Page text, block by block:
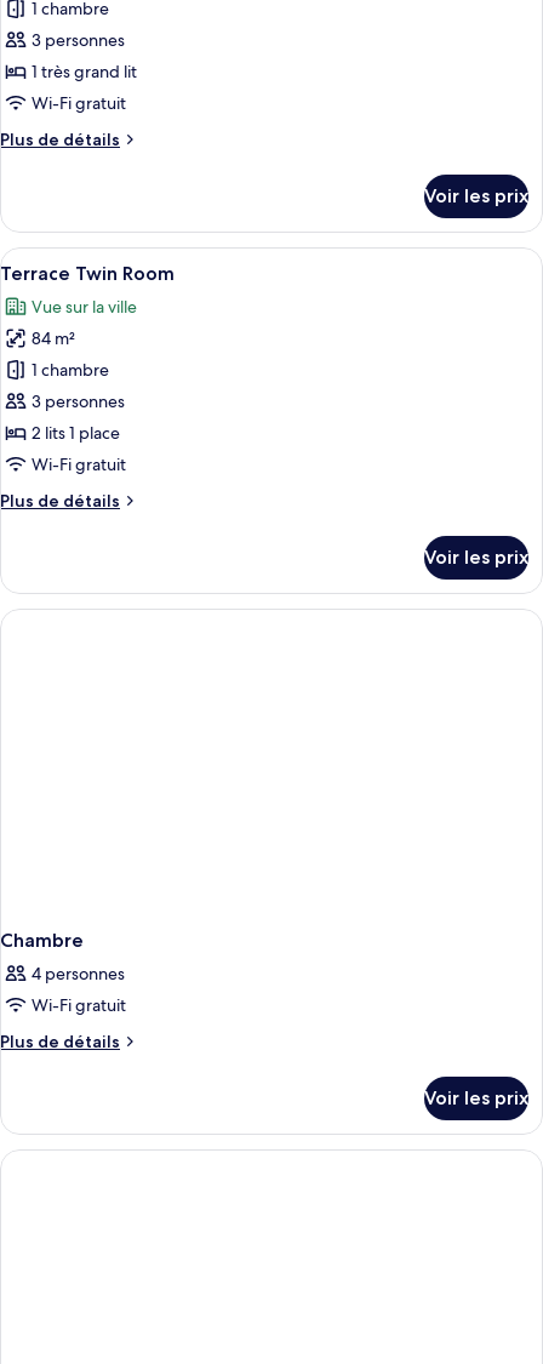
pour
ce
type
de
chambre :
Deluxe
1 chambre
3 personnes
1 très grand lit
Wi-Fi gratuit
Plus de détails
Plus
le
type
de
Deluxe
King
Room
Voir les prix
Afficher
toutes
les
photos
pour
ce
type
de
chambre :
Terrace
Une chambre d’hôtel avec un
21
Terrace Twin Room
Vue sur la ville
84 m²
1 chambre
3 personnes
2 lits 1 place
Wi-Fi gratuit
Plus de détails
Plus
le
type
de
Voir les prix
Chambre
4 personnes
Wi-Fi gratuit
Plus de détails
Plus
le
type
de
Voir les prix